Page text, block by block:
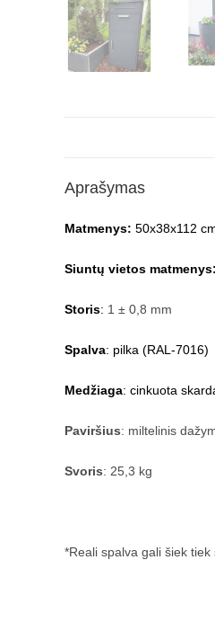
Aprašymas
Matmenys: 50x38x112
Siuntų vietos matmenys:
Storis: 1 ± 0,8 mm
Spalva: pilka (RAL-7016)
Medžiaga: cinkuota
Paviršius: miltelinis
Svoris: 25,3 kg
*Reali spalva gali šiek